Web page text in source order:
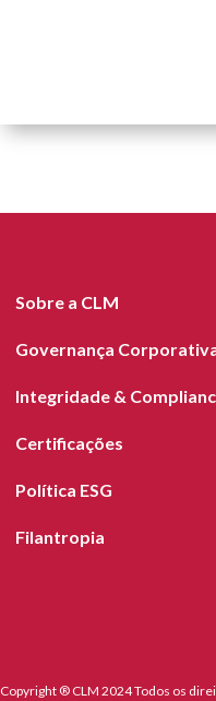
Sobre a CLM
Governança
Integridade &
Certificações
Política ESG
Filantropia
Copyright ® CLM 2024 Todos os